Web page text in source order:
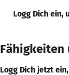
Logg Dich ein,
Fähigkeiten
Logg Dich jetzt